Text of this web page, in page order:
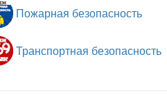
Пожарная безопасность
Транспортная безопасность